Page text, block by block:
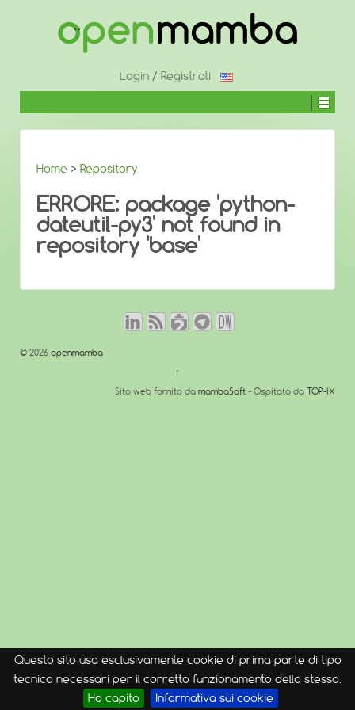
Questo sito usa esclusivamente cookie di prima parte di tipo
tecnico necessari per il corretto funzionamento dello stesso.
Ho capito
Informativa sui cookie
CONTENUTO
Login / Registrati
Home > Repository
ERRORE: package 'python-
dateutil-py3' not found in
repository 'base'
© 2026 openmamba
↑
Sito web fornito da mambaSoft - Ospitato da TOP-IX